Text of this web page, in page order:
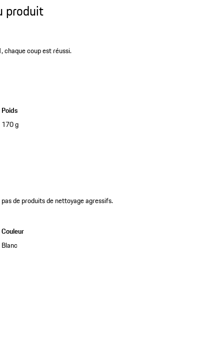
produit
chaque coup est réussi.
Poids
170 g
de produits de nettoyage agressifs.
Couleur
Blanc